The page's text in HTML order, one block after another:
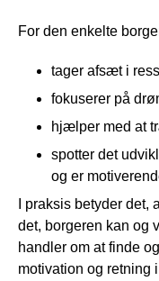
For den enkelte
tager afsæt i
fokuserer på
hjælper med at
spotter det
og er
I praksis betyder det,
det, borgeren kan og
handler om at finde
motivation og retning